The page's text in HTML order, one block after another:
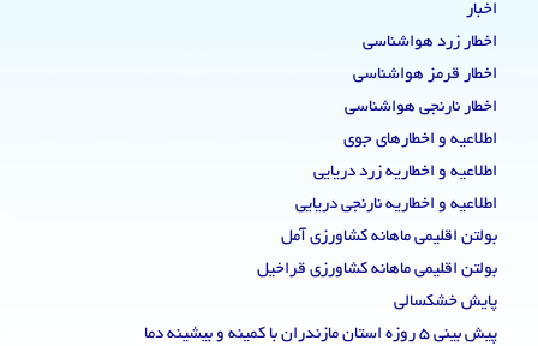
اخبار
اخطار زرد هواشناسی
اخطار قرمز هواشناسی
اخطار نارنجی هواشناسی
اطلاعیه و اخطارهای جوی
اطلاعیه و اخطاریه زرد دریایی
اطلاعیه و اخطاریه نارنجی دریایی
بولتن اقلیمی ماهانه کشاورزی آمل
بولتن اقلیمی ماهانه کشاورزی قراخیل
پایش خشکسالی
پیش بینی 5 روزه استان مازندران با کمینه و بیشینه دما